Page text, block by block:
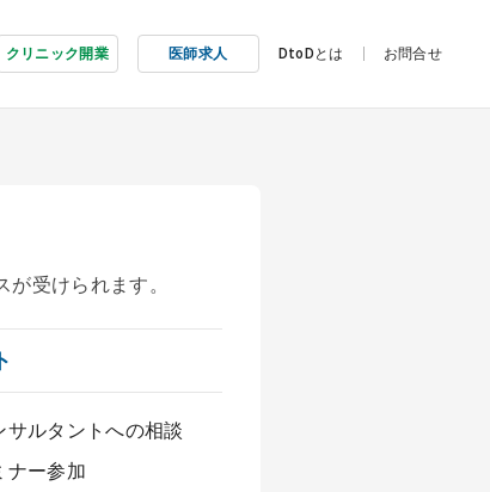
クリニック開業 医師求人 DtoDとは お問合せ
が受けられます。
サルタントへの相談
ナー参加